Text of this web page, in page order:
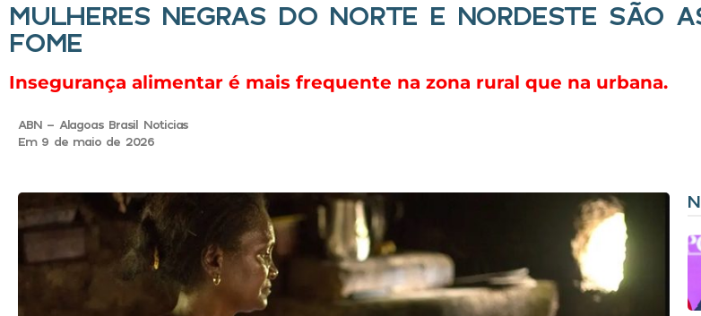
MULHERES NEGRAS DO NORTE E NORDESTE SÃO
FOME
Insegurança alimentar é mais frequente na zona rural que na urbana.
ABN - Alagoas Brasil Noticias
Em 9 de maio de 2026